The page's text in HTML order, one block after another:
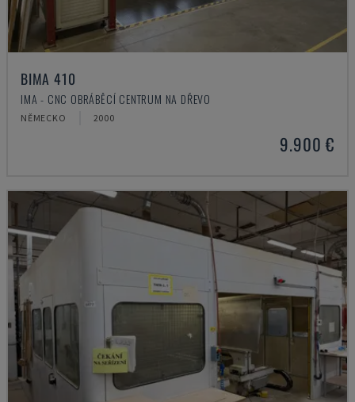
BIMA 410
IMA - CNC OBRÁBĚCÍ CENTRUM NA DŘEVO
NĚMECKO 2000
9.900 €